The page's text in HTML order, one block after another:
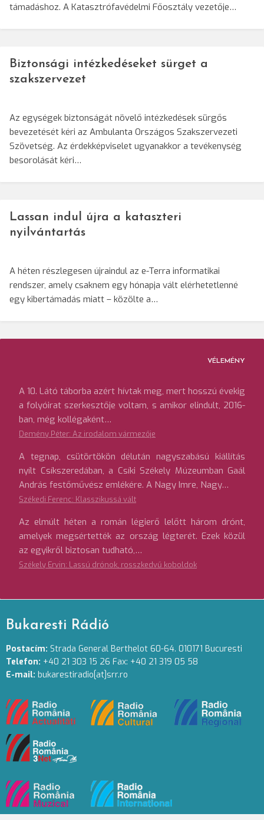
támadáshoz. A Katasztrófavédelmi Főosztály vezetője…
Biztonsági intézkedéseket sürget a
szakszervezet
Az egységek biztonságát növelő intézkedések sürgős
bevezetését kéri az Ambulanta Országos Szakszervezeti
Szövetség. Az érdekképviselet ugyanakkor a tevékenység
besorolását kéri…
Lassan indul újra a kataszteri
nyilvántartás
A héten részlegesen újraindul az e-Terra informatikai
rendszer, amely csaknem egy hónapja vált elérhetetlenné
egy kibertámadás miatt – közölte a…
VÉLEMÉNY
A 10. Látó táborba azért hívtak meg, mert hosszú évekig
a folyóirat szerkesztője voltam, s amikor elindult, 2016-
ban, még kollégaként…
Demény Péter: Az irodalom vármezője
A tegnap, csütörtökön délután nagyszabású kiállítás
nyílt Csíkszeredában, a Csíki Székely Múzeumban Gaál
András festőművész emlékére. A Nagy Imre, Nagy…
Székedi Ferenc: Klasszikussá vált
Az elmúlt héten a román légierő lelőtt három drónt,
amelyek megsértették az ország légterét. Ezek közül
az egyikről biztosan tudható,…
Székely Ervin: Lassú drónok, rosszkedvű koboldok
Bukaresti Rádió
Postacím: Strada General Berthelot 60-64. 010171 Bucuresti
Telefon: +40 21 303 15 26 Fax: +40 21 319 05 58
E-mail: bukarestiradio[at]srr.ro